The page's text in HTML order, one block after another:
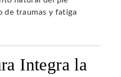
de traumas y fatiga
Integra la